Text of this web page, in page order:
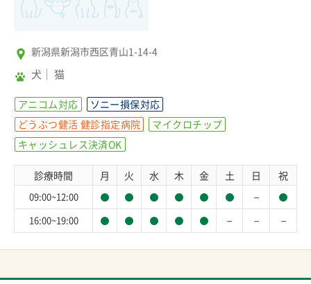
新潟県新潟市西区青山1-14-4
犬 猫
アニコム対応
ソニー損保対応
どうぶつ健活 健診指定病院
マイクロチップ
キャッシュレス決済OK
診療時間 月 火 水 木 金 土 日 祝
09:00~12:00 －
16:00~19:00 － － －